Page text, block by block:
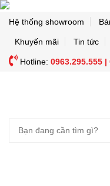
Hệ thống showroom
Khuyến mãi Tin tức
Hotline: 0963.295.555 |